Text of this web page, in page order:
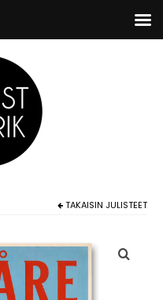
TAKAISIN JULISTEET